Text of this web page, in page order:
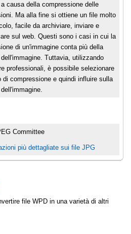
causa della compressione delle
Ma alla fine si ottiene un file molto
facile da archiviare, inviare e
sul web. Questi sono i casi in cui la
di un'immagine conta più della
Tuttavia, utilizzando
professionali, è possibile selezionare
di compressione e quindi influire sulla
Committee
più dettagliate sui file JPG
file WPD in una varietà di altri